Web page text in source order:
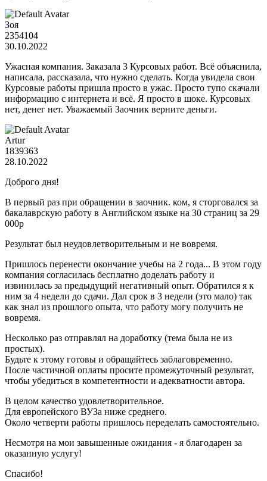
Зоя
2354104
30.10.2022
Ужасная компания. Заказала 3 Курсовых работ. Всё объяснила,
написала, рассказала, что нужно сделать. Когда увидела свои
Курсовые работы пришла просто в ужас. Просто тупо скачали
информацию с интернета и всё. Я просто в шоке. Курсовых
нет, денег нет. Уважаемый Заочник верните деньги.
Artur
1839363
28.10.2022
Доброго дня!
В первый раз при обращении в заочник. ком, я сторговался за
бакалаврскую работу в Английском языке на 30 страниц за 29
000р
Результат был неудовлетворительным и не вовремя.
Пришлось перенести окончание учебы на 2 года... В этом году
компания согласилась бесплатно доделать работу и
извинилась за предыдущий негативный опыт. Обратился я к
ним за 4 недели до сдачи. Дал срок в 3 недели (это мало) так
как знал из прошлого опыта, что работу могу получить не
вовремя.
Несколько раз отправлял на доработку (тема была не из
простых).
Будьте к этому готовы и обращайтесь заблаговременно.
После частичной оплаты просите промежуточный результат,
чтобы убедиться в компетентности и адекватности автора.
В целом качество удовлетворительное.
Для европейского ВУЗа ниже среднего.
Около четверти работы пришлось переделать самостоятельно.
Несмотря на мои завышенные ожидания - я благодарен за
оказанную услугу!
Спасибо!